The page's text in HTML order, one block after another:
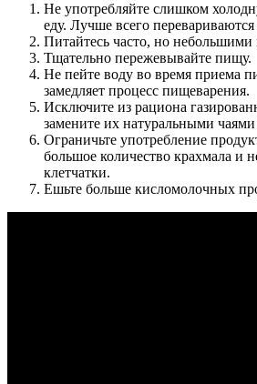
Не употребляйте слишком
еду. Лучше всего
Питайтесь часто, но
Тщательно пережевывайте пищу.
Не пейте воду во время приема
замедляет процесс пищеварения.
Исключите из рациона
замените их натуральными чаями
Ограничьте употребление
большое количество крахмала и
клетчатки.
Ешьте больше кисломолочных